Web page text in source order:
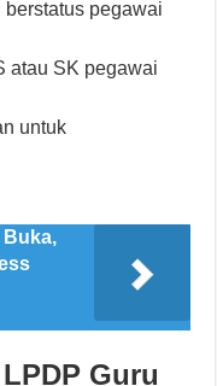
pegawai
atau SK pegawai
untuk
Buka,
Guru